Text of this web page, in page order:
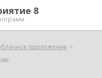
8
приложение